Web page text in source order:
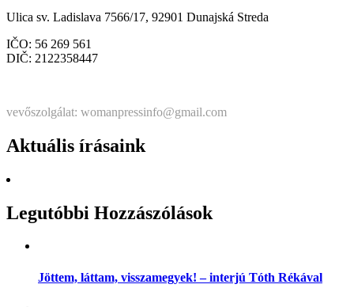
Ulica sv. Ladislava 7566/17, 92901 Dunajská Streda
IČO: 56 269 561
DIČ: 2122358447
vevőszolgálat: womanpressinfo@gmail.com
Aktuális írásaink
Legutóbbi Hozzászólások
Jöttem, láttam, visszamegyek! – interjú Tóth Rékával